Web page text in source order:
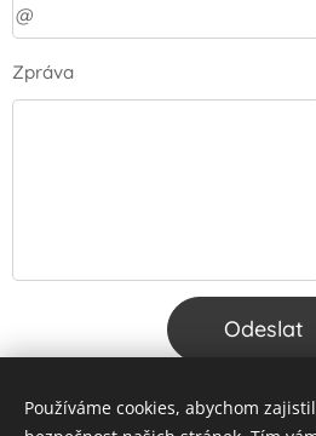
Zpráva
Odeslat
Používáme cookies, abychom